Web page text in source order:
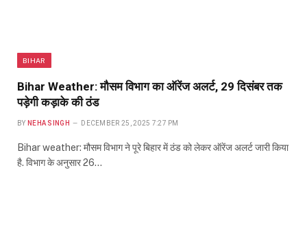
BIHAR
Bihar Weather: मौसम विभाग का ऑरेंज अलर्ट, 29 दिसंबर तक
पड़ेगी कड़ाके की ठंड
BY NEHA SINGH DECEMBER 25, 2025 7:27 PM
Bihar weather: मौसम विभाग ने पूरे बिहार में ठंड को लेकर ऑरेंज अलर्ट जारी किया
है. विभाग के अनुसार 26…